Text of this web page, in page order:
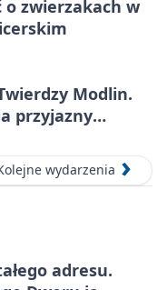
o zwierzakach w
Modlin.
przyjazny
wydarzenia
adresu.